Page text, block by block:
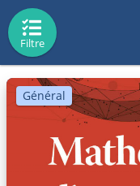
Filtre
Général